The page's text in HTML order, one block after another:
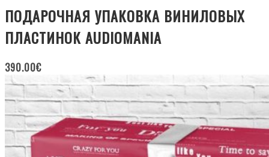
ПОДАРОЧНАЯ УПАКОВКА ВИНИЛОВЫХ
ПЛАСТИНОК AUDIOMANIA
390.00€